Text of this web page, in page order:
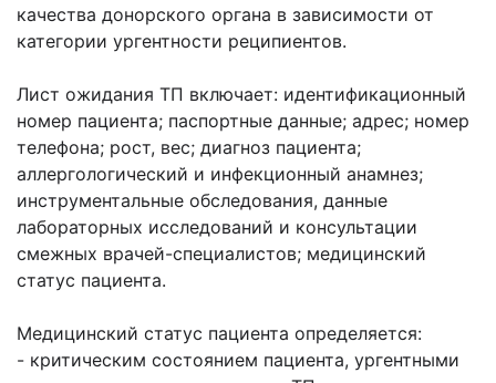
качества донорского органа в зависимости от
категории ургентности реципиентов.
Лист ожидания ТП включает: идентификационный
номер пациента; паспортные данные; адрес; номер
телефона; рост, вес; диагноз пациента;
аллергологический и инфекционный анамнез;
инструментальные обследования, данные
лабораторных исследований и консультации
смежных врачей-специалистов; медицинский
статус пациента.
Медицинский статус пациента определяется:
- критическим состоянием пациента, ургентными